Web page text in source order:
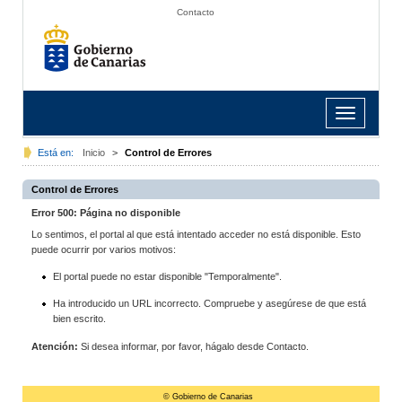
Contacto
Toggle
navigation
Está en: Inicio > Control de Errores
Control de Errores
Error 500: Página no disponible
Lo sentimos, el portal al que está intentado acceder no está disponible. Esto
puede ocurrir por varios motivos:
El portal puede no estar disponible "Temporalmente".
Ha introducido un URL incorrecto. Compruebe y asegúrese de que está
bien escrito.
Atención: Si desea informar, por favor, hágalo desde Contacto.
© Gobierno de Canarias